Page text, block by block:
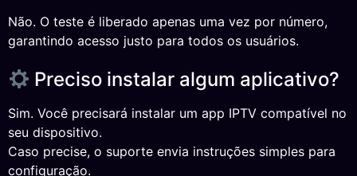
Não. O teste é liberado apenas uma vez por número,
garantindo acesso justo para todos os usuários.
Preciso instalar algum aplicativo?
Sim. Você precisará instalar um app IPTV compatível no
seu dispositivo.
Caso precise, o suporte envia instruções simples para
configuração.